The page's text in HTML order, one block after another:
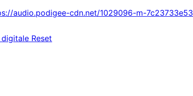
audio.podigee-cdn.net/1029096-m-
Reset